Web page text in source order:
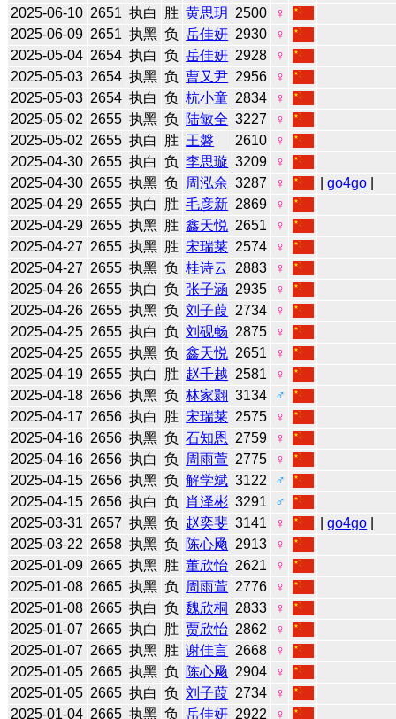
2025-06-10 2651 执白 胜 黄思玥 2500
♀
2025-06-09 2651 执黑 负 岳佳妍 2930
♀
2025-05-04 2654 执白 负 岳佳妍 2928
♀
2025-05-03 2654 执黑 负 曹又尹 2956
♀
2025-05-03 2654 执白 负 杭小童 2834
♀
2025-05-02 2655 执黑 负 陆敏全 3227
♀
2025-05-02 2655 执白 胜 王磐 2610
♀
2025-04-30 2655 执白 负 李思璇 3209
♀
2025-04-30 2655 执黑 负 周泓余 3287 ♀ |go4go
2025-04-29 2655 执白 胜 毛彦新 2869
♀
2025-04-29 2655 执黑 胜 鑫天悦 2651
♀
2025-04-27 2655 执黑 胜 宋瑞莱 2574
♀
2025-04-27 2655 执黑 负 桂诗云 2883
♀
2025-04-26 2655 执白 负 张子涵 2935
♀
2025-04-26 2655 执黑 负 刘子葭 2734
♀
2025-04-25 2655 执白 负 刘砚畅 2875
♀
2025-04-25 2655 执黑 负 鑫天悦 2651
♀
2025-04-19 2655 执白 胜 赵千越 2581
♀
2025-04-18 2656 执黑 负 林家翾 3134
♂
2025-04-17 2656 执白 胜 宋瑞莱 2575
♀
2025-04-16 2656 执黑 负 石知恩 2759
♀
2025-04-16 2656 执白 负 周雨萱 2775
♀
2025-04-15 2656 执黑 负 解学斌 3122
♂
2025-04-15 2656 执白 负 肖泽彬 3291
♂
2025-03-31 2657 执黑 负 赵奕斐 3141 ♀ |go4go
2025-03-22 2658 执黑 负 陈心飏 2913
♀
2025-01-09 2665 执黑 胜 董欣怡 2621
♀
2025-01-08 2665 执黑 负 周雨萱 2776
♀
2025-01-08 2665 执白 负 魏欣桐 2833
♀
2025-01-07 2665 执白 胜 贾欣怡 2862
♀
2025-01-07 2665 执黑 胜 谢佳言 2668
♀
2025-01-05 2665 执黑 负 陈心飏 2904
♀
2025-01-05 2665 执白 负 刘子葭 2734
♀
2025-01-04 2665 执黑 负 岳佳妍 2922 ♀